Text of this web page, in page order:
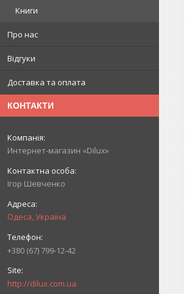
Книги
Про нас
Відгуки
Доставка та оплата
КОНТАКТИ
Интернет-магазин «Dilux»
Ігор Шевченко
Одеса, Україна
+380 (67) 799-12-42
http://dilux.com.ua